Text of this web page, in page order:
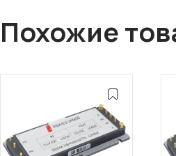
Похожие